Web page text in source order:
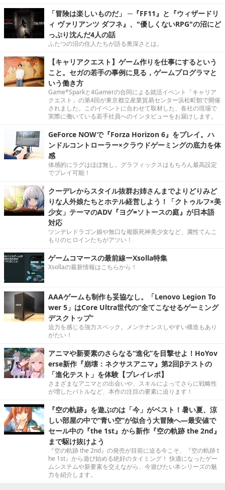
「冒険は楽しいものだ」 ─『FF11』と『ウィザードリ
ィ ヴァリアンツ ダフネ』、"優しくないRPG"の沼にど
っぷり沈んだ4人の話
ふたつの沼の住人たちが語る奥深さとは。
【キャリアクエスト】ゲーム作りを仕事にするという
こと。セガの若手の事例に見る，ゲームプログラマと
いう働き方
Game*Sparkと4Gamerの合同による就活イベント「キャリア
クエスト」の第4回が東京都立産業貿易センター浜松町館で開催
されました。このイベントに合わせて取材した、各社の現場で
実際に働いている若手社員へのインタビューをお届けします。
GeForce NOWで『Forza Horizon 6』をプレイ。ハ
ンドルコントローラー×クラウドゲーミングの底力を体
感
体感的にラグはほぼ無し。グラフィックスはもちろん最高設定
でプレイ可能！
クーデレからスタイル抜群お姉さんまでよりどりみど
りな人外娘たちとホテル経営しよう！「クトゥルフ×美
少女」テーマのADV『ヨグ=ソトースの庭』が日本語
対応
ツンデレドラゴン娘や無口な複眼死神美少女など、属性てんこ
もりのヒロインたちがアツい！
ゲームコマースの最前線ーXsolla特集
Xsollaの最新情報はこちらから！
AAAゲームも制作も妥協なし。「Lenovo Legion To
wer 5」はCore Ultra世代の“全てこなせるゲーミング
デスクトップ”
迫力を感じる強力スペック。メンテナンスしやすい構造もあり
がたい！
アニマや新要素のさらなる“進化”を目撃せよ！HoYov
erse新作『崩壊：ネクサスアニマ』第2回βテストの
「進化テスト」を体験【プレイレポ】
さまざまなアニマとの出会いや、スキルによってさらに戦略性
が増したバトルなど、本作の注目の要素に迫ります！
『空の軌跡』を遊ぶのは「今」がベスト！暑い夏、涼
しい部屋の中で“青い空”が似合う大冒険へ―最安値で
セール中の『the 1st』から新作『空の軌跡 the 2nd』
まで駆け抜けよう
『空の軌跡 the 2nd』の発売が目前に迫る今こそ、『空の軌跡 t
he 1st』から遊び始める絶好のタイミング！ 快適になったゲー
ムシステムや新要素を交えながら、今遊びたい本シリーズの魅
力を紹介します。